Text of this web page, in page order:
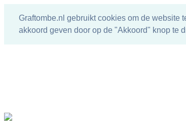
Graftombe.nl gebruikt cookies om de website
akkoord geven door op de "Akkoord" knop te